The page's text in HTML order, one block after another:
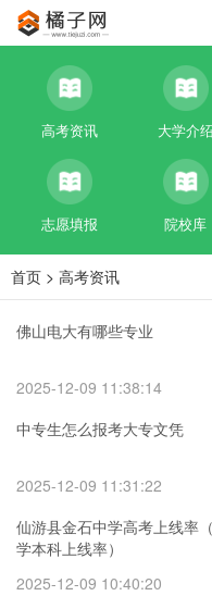
高考资讯 大学介绍
志愿填报 院校库
首页 > 高考资讯
佛山电大有哪些专业
2025-12-09 11:38:14
中专生怎么报考大专文凭
2025-12-09 11:31:22
仙游县金石中学高考上线率
学本科上线率）
2025-12-09 10:40:20